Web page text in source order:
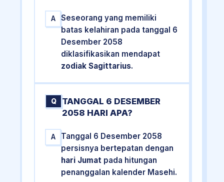
A
Seseorang yang memiliki
batas kelahiran pada tanggal 6
Desember 2058
diklasifikasikan mendapat
zodiak Sagittarius.
Q
TANGGAL 6 DESEMBER
2058 HARI APA?
A
Tanggal 6 Desember 2058
persisnya bertepatan dengan
hari Jumat pada hitungan
penanggalan kalender Masehi.